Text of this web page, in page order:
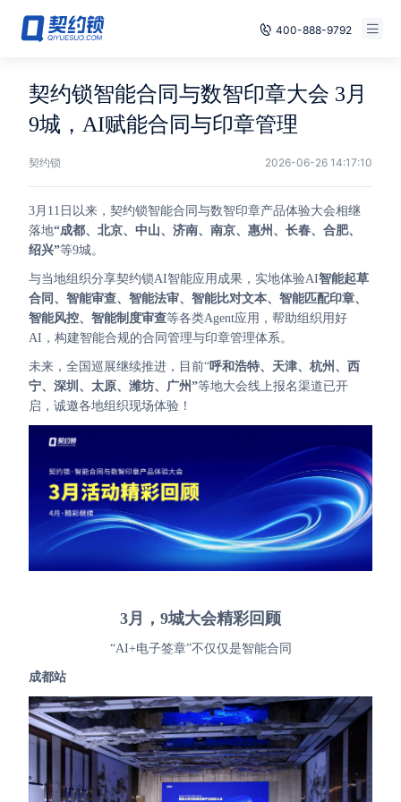
400-888-9792
E‑signature
Seals
archives
Security
Solutions
Support
Partnerships
Free Trial
Already have an account, log in
契约锁智能合同与数智印章大会 3月
9城，AI赋能合同与印章管理
契约锁 2026-06-26 14:17:10
3月11日以来，契约锁智能合同与数智印章产品体验大会相继
落地“成都、北京、中山、济南、南京、惠州、长春、合肥、
绍兴”等9城。
与当地组织分享契约锁AI智能应用成果，实地体验AI智能起草
合同、智能审查、智能法审、智能比对文本、智能匹配印章、
智能风控、智能制度审查等各类Agent应用，帮助组织用好
AI，构建智能合规的合同管理与印章管理体系。
未来，全国巡展继续推进，目前“呼和浩特、天津、杭州、西
宁、深圳、太原、潍坊、广州”等地大会线上报名渠道已开
启，诚邀各地组织现场体验！
3月，9城大会精彩回顾
“AI+电子签章”不仅仅是智能合同
成都站